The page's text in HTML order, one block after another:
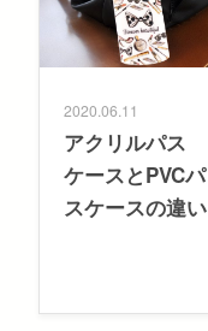
2020.06.11
アクリルパス
ケースとPVCパ
スケースの違い